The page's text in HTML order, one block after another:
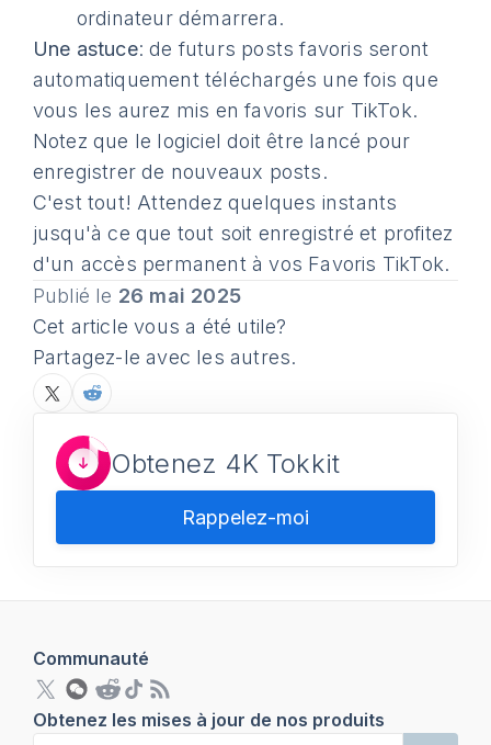
ordinateur démarrera.
Une astuce: de futurs posts favoris seront
automatiquement téléchargés une fois que
vous les aurez mis en favoris sur TikTok.
Notez que le logiciel doit être lancé pour
enregistrer de nouveaux posts.
C'est tout! Attendez quelques instants
jusqu'à ce que tout soit enregistré et profitez
d'un accès permanent à vos Favoris TikTok.
Publié le 26 mai 2025
Cet article vous a été utile?
Partagez-le avec les autres.
Obtenez 4K Tokkit
Rappelez-moi
Communauté
Obtenez les mises à jour de nos produits